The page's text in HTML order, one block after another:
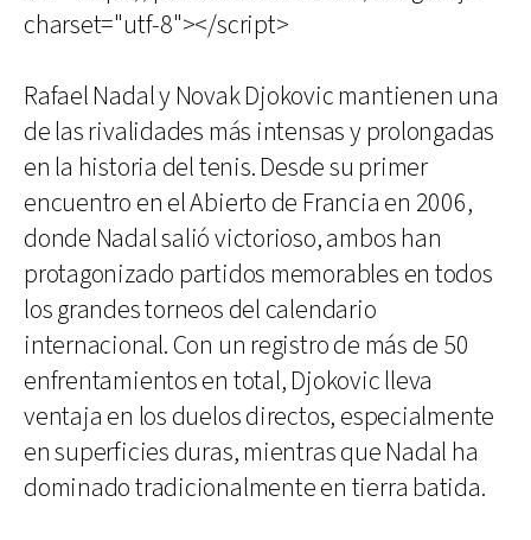
charset="utf-8"></script>
Rafael Nadal y Novak Djokovic mantienen una
de las rivalidades más intensas y prolongadas
en la historia del tenis. Desde su primer
encuentro en el Abierto de Francia en 2006,
donde Nadal salió victorioso, ambos han
protagonizado partidos memorables en todos
los grandes torneos del calendario
internacional. Con un registro de más de 50
enfrentamientos en total, Djokovic lleva
ventaja en los duelos directos, especialmente
en superficies duras, mientras que Nadal ha
dominado tradicionalmente en tierra batida.